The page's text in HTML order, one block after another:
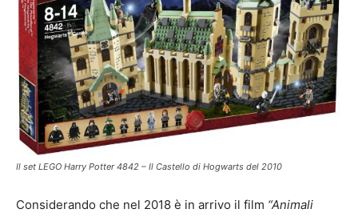
Il set LEGO Harry Potter 4842 – Il Castello di Hogwarts del 2010
Considerando che nel 2018 è in arrivo il film “Animali